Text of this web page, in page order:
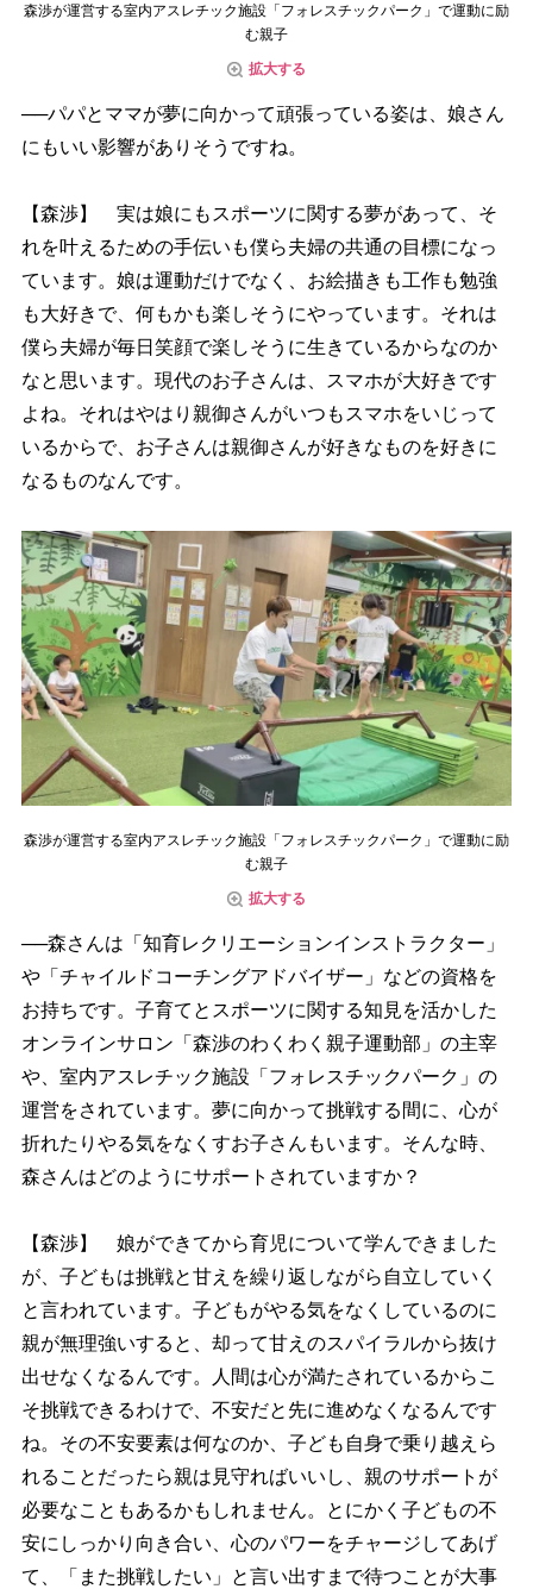
森渉が運営する室内アスレチック施設「フォレスチックパーク」で運動に励
む親子
拡大する
──パパとママが夢に向かって頑張っている姿は、娘さん
にもいい影響がありそうですね。
【森渉】 実は娘にもスポーツに関する夢があって、そ
れを叶えるための手伝いも僕ら夫婦の共通の目標になっ
ています。娘は運動だけでなく、お絵描きも工作も勉強
も大好きで、何もかも楽しそうにやっています。それは
僕ら夫婦が毎日笑顔で楽しそうに生きているからなのか
なと思います。現代のお子さんは、スマホが大好きです
よね。それはやはり親御さんがいつもスマホをいじって
いるからで、お子さんは親御さんが好きなものを好きに
なるものなんです。
森渉が運営する室内アスレチック施設「フォレスチックパーク」で運動に励
む親子
拡大する
──森さんは「知育レクリエーションインストラクター」
「チャイルドコーチングアドバイザー」などの資格を
お持ちです。子育てとスポーツに関する知見を活かした
オンラインサロン「森渉のわくわく親子運動部」の主宰
、室内アスレチック施設「フォレスチックパーク」の
運営をされています。夢に向かって挑戦する間に、心が
折れたりやる気をなくすお子さんもいます。そんな時、
森さんはどのようにサポートされていますか？
【森渉】 娘ができてから育児について学んできました
が、子どもは挑戦と甘えを繰り返しながら自立していく
と言われています。子どもがやる気をなくしているのに
親が無理強いすると、却って甘えのスパイラルから抜け
出せなくなるんです。人間は心が満たされているからこ
そ挑戦できるわけで、不安だと先に進めなくなるんです
ね。その不安要素は何なのか、子ども自身で乗り越えら
れることだったら親は見守ればいいし、親のサポートが
必要なこともあるかもしれません。とにかく子どもの不
安にしっかり向き合い、心のパワーをチャージしてあげ
て、「また挑戦したい」と言い出すまで待つことが大事